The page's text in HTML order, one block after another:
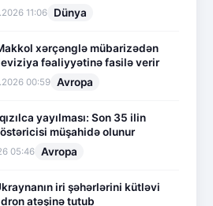
11:06 Dünya
xərçənglə mübarizədən
fəaliyyətinə fasilə verir
00:59 Avropa
yayılması: Son 35 ilin
müşahidə olunur
05:46 Avropa
iri şəhərlərini kütləvi
atəşinə tutub